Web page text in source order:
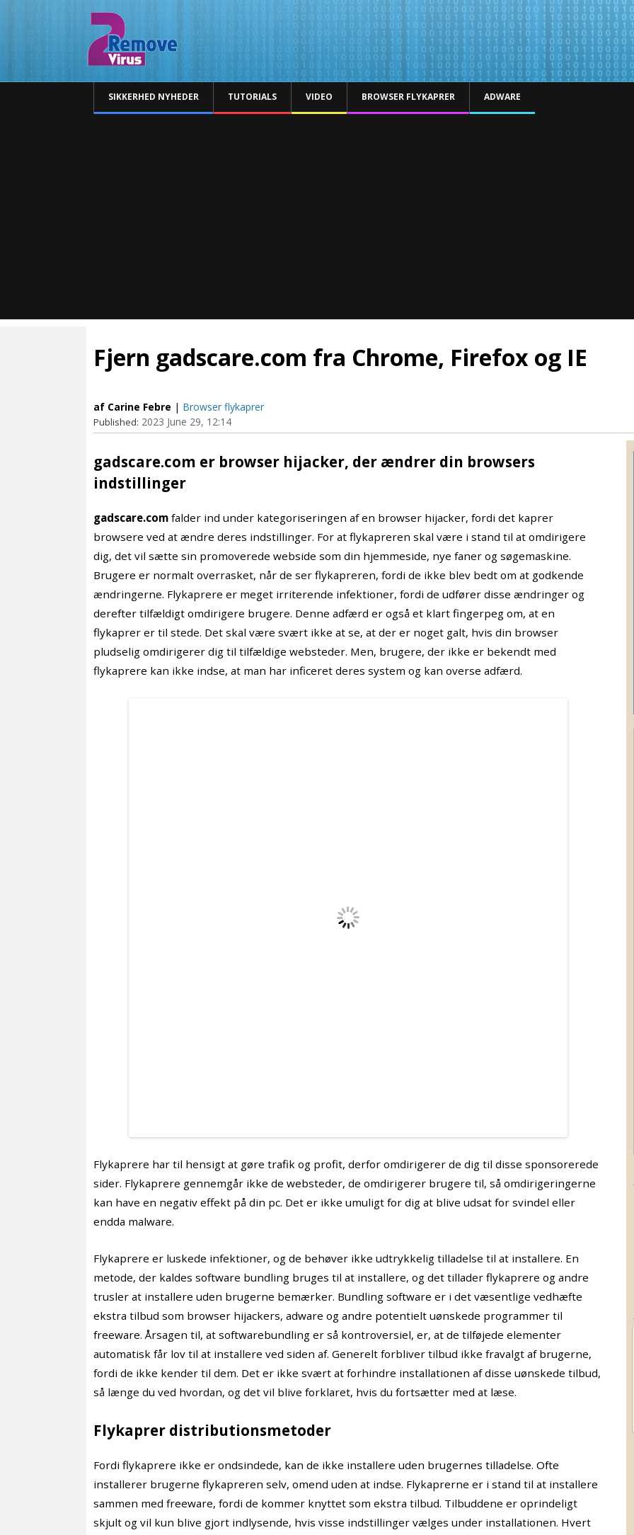
SIKKERHED NYHEDER TUTORIALS VIDEO BROWSER FLYKAPRER ADWARE
Fjern gadscare.com fra Chrome, Firefox og IE
af Carine Febre | Browser flykaprer
Published: 2023 June 29, 12:14
gadscare.com er browser hijacker, der ændrer din browsers
indstillinger
gadscare.com falder ind under kategoriseringen af en browser hijacker, fordi det kaprer
browsere ved at ændre deres indstillinger. For at flykapreren skal være i stand til at omdirigere
dig, det vil sætte sin promoverede webside som din hjemmeside, nye faner og søgemaskine.
Brugere er normalt overrasket, når de ser flykapreren, fordi de ikke blev bedt om at godkende
ændringerne. Flykaprere er meget irriterende infektioner, fordi de udfører disse ændringer og
derefter tilfældigt omdirigere brugere. Denne adfærd er også et klart fingerpeg om, at en
flykaprer er til stede. Det skal være svært ikke at se, at der er noget galt, hvis din browser
pludselig omdirigerer dig til tilfældige websteder. Men, brugere, der ikke er bekendt med
flykaprere kan ikke indse, at man har inficeret deres system og kan overse adfærd.
Flykaprere har til hensigt at gøre trafik og profit, derfor omdirigerer de dig til disse sponsorerede
sider. Flykaprere gennemgår ikke de websteder, de omdirigerer brugere til, så omdirigeringerne
kan have en negativ effekt på din pc. Det er ikke umuligt for dig at blive udsat for svindel eller
endda malware.
Flykaprere er luskede infektioner, og de behøver ikke udtrykkelig tilladelse til at installere. En
metode, der kaldes software bundling bruges til at installere, og det tillader flykaprere og andre
trusler at installere uden brugerne bemærker. Bundling software er i det væsentlige vedhæfte
ekstra tilbud som browser hijackers, adware og andre potentielt uønskede programmer til
freeware. Årsagen til, at softwarebundling er så kontroversiel, er, at de tilføjede elementer
automatisk får lov til at installere ved siden af. Generelt forbliver tilbud ikke fravalgt af brugerne,
fordi de ikke kender til dem. Det er ikke svært at forhindre installationen af disse uønskede tilbud,
så længe du ved hvordan, og det vil blive forklaret, hvis du fortsætter med at læse.
Flykaprer distributionsmetoder
Fordi flykaprere ikke er ondsindede, kan de ikke installere uden brugernes tilladelse. Ofte
installerer brugerne flykapreren selv, omend uden at indse. Flykaprerne er i stand til at installere
sammen med freeware, fordi de kommer knyttet som ekstra tilbud. Tilbuddene er oprindeligt
skjult og vil kun blive gjort indlysende, hvis visse indstillinger vælges under installationen. Hvert